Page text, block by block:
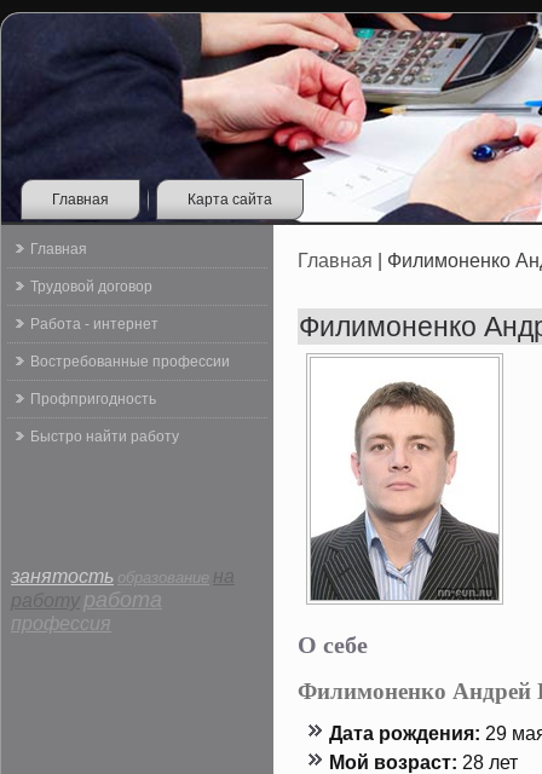
Главная Карта сайта
Главная
Трудовой договор
Работа - интернет
Востребованные профессии
Профпригодность
Быстро найти работу
занятость образование на
работу работа
профессия
Главная | Филимоненко
Филимоненко
О себе
Филимоненко
Дата рοждения: 29
Мой возраст: 28 лет